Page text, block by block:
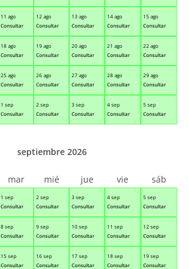
11 ago
Consultar
12 ago
Consultar
13 ago
Consultar
14 ago
Consultar
15 ago
Consultar
18 ago
Consultar
19 ago
Consultar
20 ago
Consultar
21 ago
Consultar
22 ago
Consultar
25 ago
Consultar
26 ago
Consultar
27 ago
Consultar
28 ago
Consultar
29 ago
Consultar
1 sep
Consultar
2 sep
Consultar
3 sep
Consultar
4 sep
Consultar
5 sep
Consultar
1 sep
Consultar
2 sep
Consultar
3 sep
Consultar
4 sep
Consultar
5 sep
Consultar
8 sep
Consultar
9 sep
Consultar
10 sep
Consultar
11 sep
Consultar
12 sep
Consultar
15 sep
Consultar
16 sep
Consultar
17 sep
Consultar
18 sep
Consultar
19 sep
Consultar
septiembre 2026
mar mié jue vie sáb